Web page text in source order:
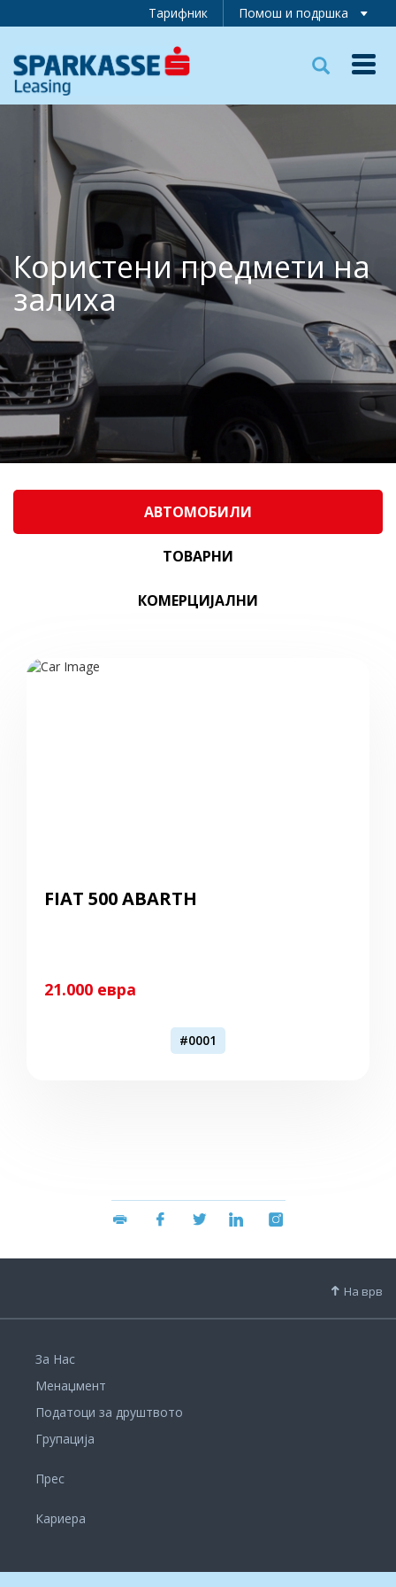
Помош и подршка
Тарифник
Користени предмети на
залиха
АВТОМОБИЛИ
ТОВАРНИ
КОМЕРЦИЈАЛНИ
FIAT 500 ABARTH
21.000 евра
#0001
На врв
За Нас
Менаџмент
Податоци за друштвото
Групација
Прес
Кариера